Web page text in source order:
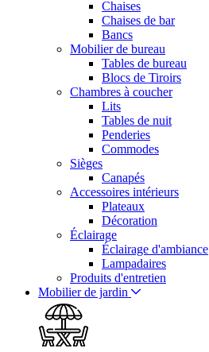
Chaises
Chaises de bar
Bancs
Mobilier de bureau
Tables de bureau
Blocs de Tiroirs
Chambres à coucher
Lits
Tables de nuit
Penderies
Commodes
Sièges
Canapés
Accessoires intérieurs
Plateaux
Décoration
Éclairage
Éclairage d'ambiance
Lampadaires
Produits d'entretien
Mobilier de jardin